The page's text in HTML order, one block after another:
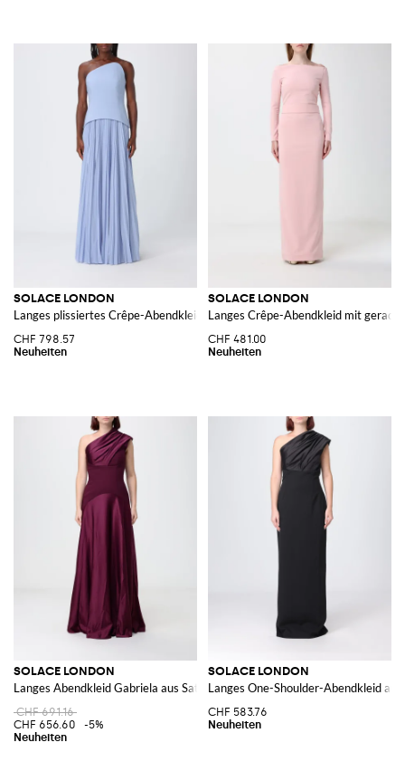
SOLACE LONDON
Langes plissiertes Crêpe-Abendkleid von mit asymmetrischem Ausschnitt
CHF 798.57
SOLACE LONDON
Langes Crêpe-Abendkleid mit
CHF 481.00
SOLACE LONDON
Langes Abendkleid Gabriela aus Satin mit One-Shoulder und Drapierung
CHF 691.16
CHF 656.60
-5%
SOLACE LONDON
Langes One-Shoulder-Abendkleid
CHF 583.76